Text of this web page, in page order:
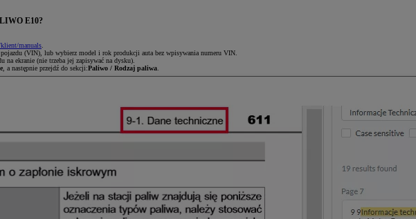
E10?
manuals
(VIN), lub wybierz model i rok produkcji auta bez wpisywania numeru VIN.
na ekranie (nie trzeba jej zapisywać na dysku).
, a następnie przejdź do sekcji:Paliwo / Rodzaj paliwa